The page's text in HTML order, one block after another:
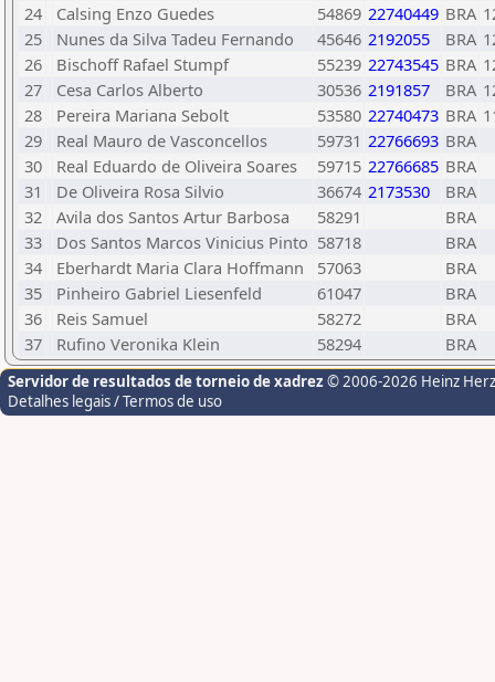
24
Calsing Enzo Guedes 54869 22740449 BRA
25
Nunes da Silva Tadeu Fernando 45646 2192055 BRA
26
Bischoff Rafael Stumpf 55239 22743545 BRA
27
Cesa Carlos Alberto 30536 2191857 BRA
28
Pereira Mariana Sebolt 53580 22740473 BRA
29
Real Mauro de Vasconcellos 59731 22766693 BRA
30
Real Eduardo de Oliveira Soares 59715 22766685 BRA
31
De Oliveira Rosa Silvio 36674 2173530
BRA
32
Avila dos Santos Artur Barbosa 58291
BRA
33
Dos Santos Marcos Vinicius Pinto 58718
BRA
34
Eberhardt Maria Clara Hoffmann 57063
BRA
35
Pinheiro Gabriel Liesenfeld 61047
BRA
36
Reis Samuel 58272
BRA
37
Rufino Veronika Klein 58294 BRA
Servidor de resultados de torneio de xadrez © 2006-2026 Heinz
Detalhes legais / Termos de uso